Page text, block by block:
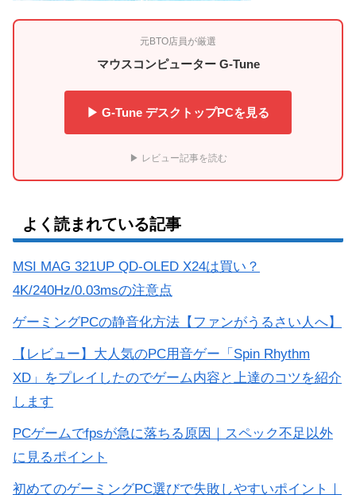
元BTO店員が厳選
マウスコンピューター G-Tune
▶ G-Tune デスクトップPCを見る
▶ レビュー記事を読む
よく読まれている記事
MSI MAG 321UP QD-OLED X24は買い？
4K/240Hz/0.03msの注意点
ゲーミングPCの静音化方法【ファンがうるさい人へ】
【レビュー】大人気のPC用音ゲー「Spin Rhythm
XD」をプレイしたのでゲーム内容と上達のコツを紹介
します
PCゲームでfpsが急に落ちる原因｜スペック不足以外
に見るポイント
初めてのゲーミングPC選びで失敗しやすいポイント｜